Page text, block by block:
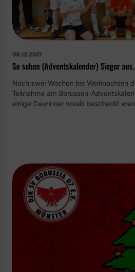
08.12.2021
So sehen (Adventskalender) Sieger aus.
Noch zwei Wochen bis Weihnachten
Teilnahme am Borussen-
einige Gewinner vorab beschenkt